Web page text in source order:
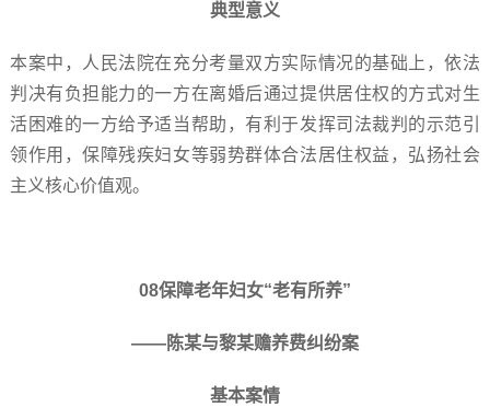
典型意义
本案中，人民法院在充分考量双方实际情况的基础上，依法
判决有负担能力的一方在离婚后通过提供居住权的方式对生
活困难的一方给予适当帮助，有利于发挥司法裁判的示范引
领作用，保障残疾妇女等弱势群体合法居住权益，弘扬社会
主义核心价值观。
08保障老年妇女“老有所养”
——陈某与黎某赡养费纠纷案
基本案情